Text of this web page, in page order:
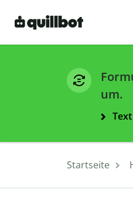
um.
Startseite